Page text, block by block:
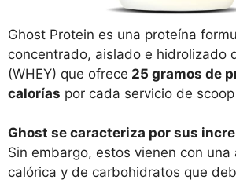
Ghost Protein es una proteína
concentrado, aislado e hidrolizado
(WHEY) que ofrece 25 gramos de
calorías por cada servicio de
Ghost se caracteriza por sus
Sin embargo, estos vienen con una
calórica y de carbohidratos que